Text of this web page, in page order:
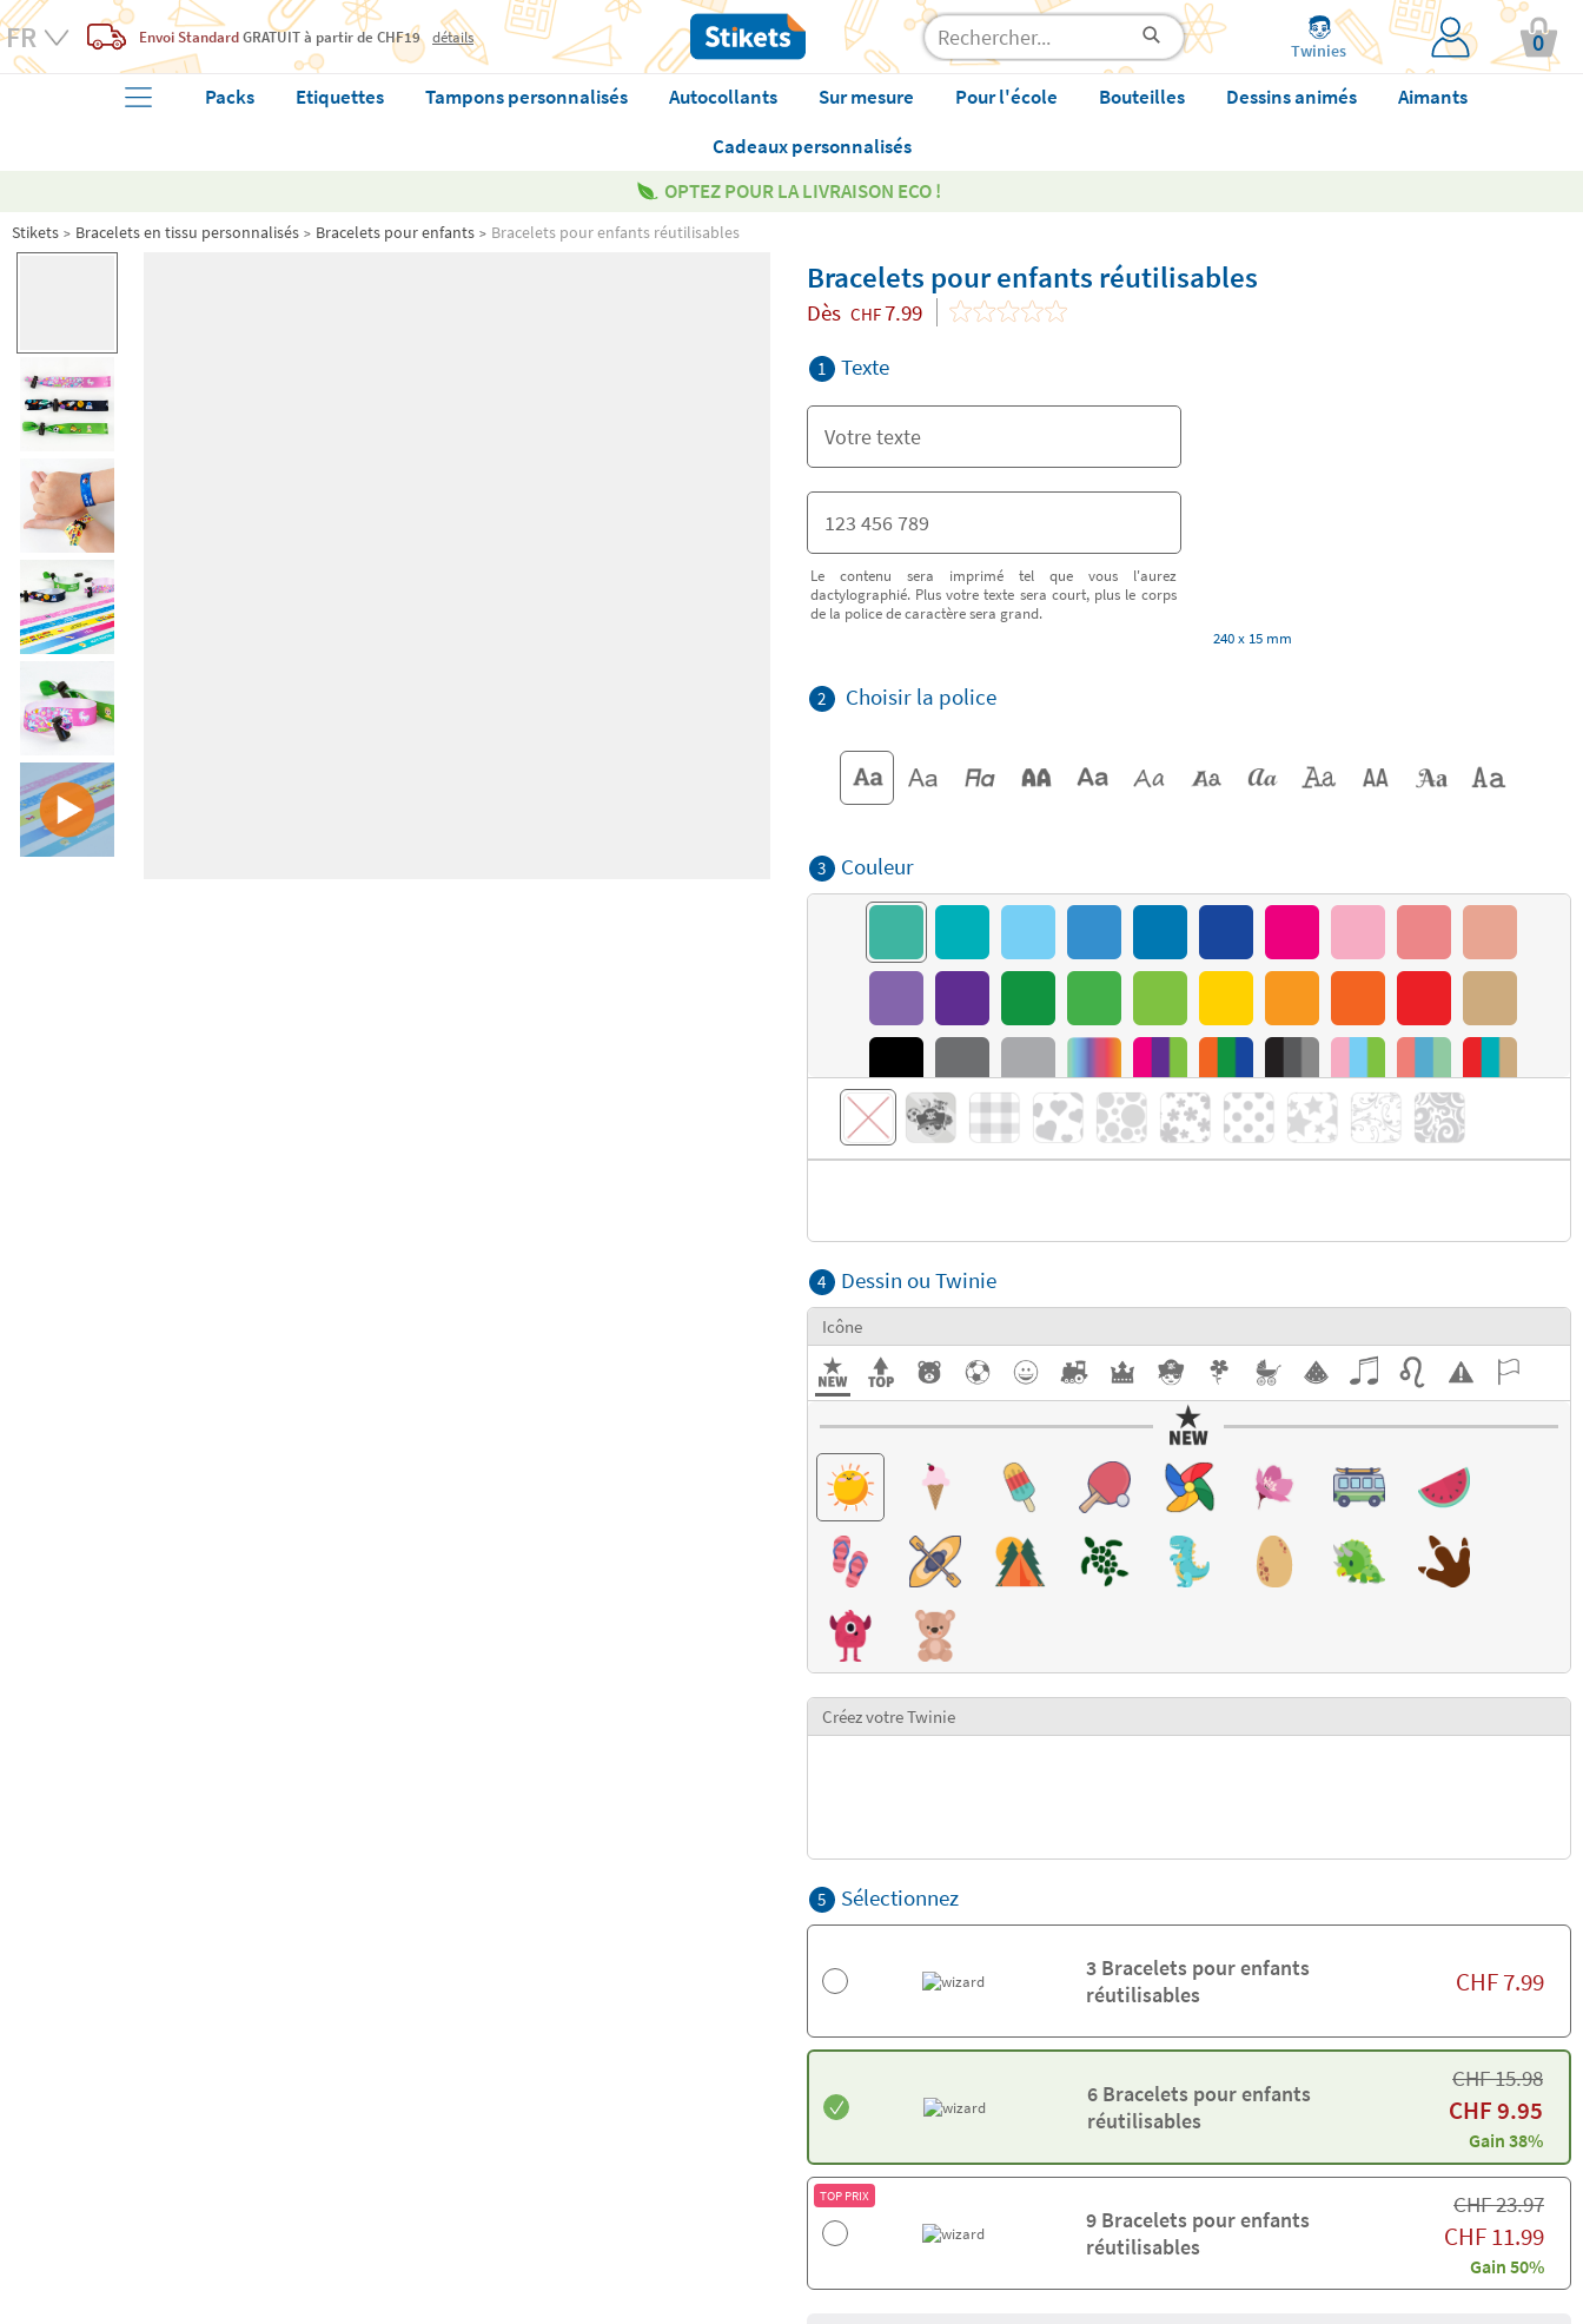
Envoi StandardGRATUITà partir de CHF19 détails
Twinies 0
Packs Etiquettes Tampons personnalisés Autocollants Sur mesure Pour l'école Bouteilles Dessins animés
Aimants
Cadeaux personnalisés
OPTEZ POUR LA LIVRAISON ECO !
Stikets Bracelets en tissu personnalisés Bracelets pour enfants Bracelets pour enfants réutilisables
Bracelets pour enfants réutilisables
Dès CHF7.99
1 Texte
Le contenu sera imprimé tel que vous l'aurez
dactylographié. Plus votre texte sera court, plus le corps
de la police de caractère sera grand.
240 x 15 mm
2 Choisir la police
3 Couleur
4 Dessin ou Twinie
Icône
Créez votre Twinie
5 Sélectionnez
3 Bracelets pour enfants
réutilisables
CHF7.99
6 Bracelets pour enfants
réutilisables
CHF15.98
CHF9.95
Gain 38%
TOP PRIX
9 Bracelets pour enfants
réutilisables
CHF23.97
CHF11.99
Gain 50%